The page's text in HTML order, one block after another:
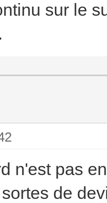
sur le
n'est pas
de